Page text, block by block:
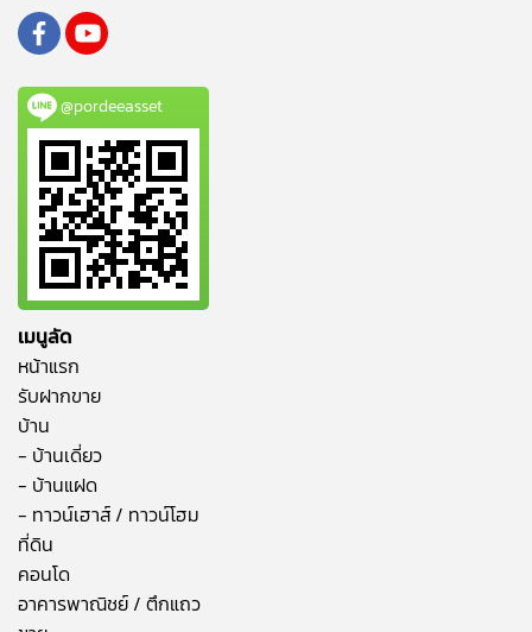
@pordeeasset
เมนูลัด
หน้าแรก
รับฝากขาย
บ้าน
- บ้านเดี่ยว
- บ้านแฝด
- ทาวน์เฮาส์ / ทาวน์โฮม
ที่ดิน
คอนโด
อาคารพาณิชย์ / ตึกแถว